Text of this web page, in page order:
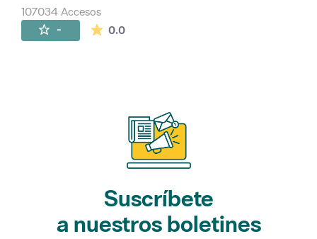
107034 Accesos
- 0.0La valoración media es de 0 estrellas de
Suscríbete
a nuestros boletines